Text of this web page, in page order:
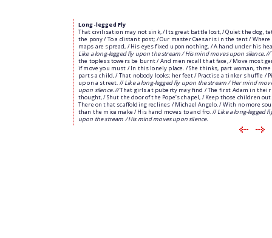
Long-legged Fly
That civilisation may not sink, / Its great battle lost, / Quiet the dog,
the pony / To a distant post; / Our master Caesar is in the tent /
maps are spread, / His eyes fixed upon nothing, / A hand under his
Like a long-legged fly upon the stream / His mind moves upon silence. //
the topless towers be burnt / And men recall that face, / Move most
if move you must / In this lonely place. / She thinks, part woman, three
parts a child, / That nobody looks; her feet / Practise a tinker shuffle /
up on a street. //Like a long-legged fly upon the stream / Her mind
upon silence. //That girls at puberty may find / The first Adam in their
thought, / Shut the door of the Pope’s chapel, / Keep those children
There on that scaffolding reclines / Michael Angelo. / With no more
than the mice make / His hand moves to and fro. //Like a long-legged
upon the stream / His mind moves upon silence.